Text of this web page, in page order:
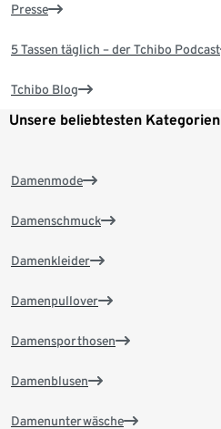
Presse
5 Tassen täglich – der Tchibo Podcast
Tchibo Blog
Unsere beliebtesten Kategorien
Damenmode
Damenschmuck
Damenkleider
Damenpullover
Damensporthosen
Damenblusen
Damenunterwäsche